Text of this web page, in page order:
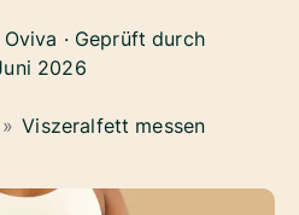
· Geprüft durch
2026
» Viszeralfett messen